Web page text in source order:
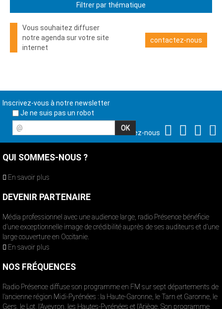
Filtrer par thématique
Vous souhaitez diffuser
notre agenda sur votre site
internet
contactez-nous
Inscrivez-vous à notre newsletter
Je ne suis pas un robot
@
Suivez-nous
QUI SOMMES-NOUS ?
En savoir plus
DEVENIR PARTENAIRE
Média professionnel avec une audience large, radio Présence bénéficie
d’une exceptionnelle image de crédibilité auprès de ses auditeurs et d’une
large couverture en Occitanie.
En savoir plus
NOS FRÉQUENCES
Radio Présence diffuse son programme en FM sur sept départements de
l’ancienne région Midi-Pyrénées : la Haute-Garonne, le Tarn et Garonne, le
Gers, le Lot, l’Aveyron, les Hautes-Pyrénées et l’Ariège. Son programme